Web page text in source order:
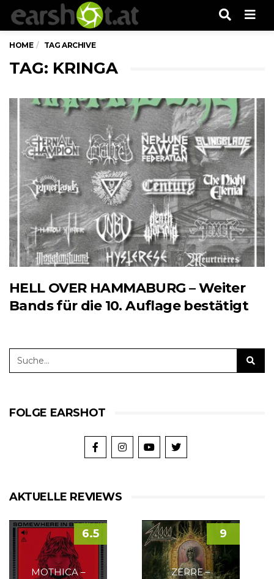
HOME TAG ARCHIVE
TAG: KRINGA
HELL OVER HAMMABURG – Weiter
Bands für die 10. Auflage bestätigt
FOLGE EARSHOT
AKTUELLE REVIEWS
MOTHICA –
6.5
ZERRE –
9